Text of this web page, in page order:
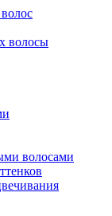
волосы
волосами